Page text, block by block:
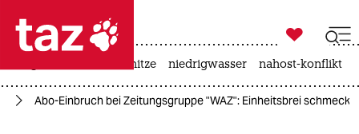
 taz zahl ich
taz zahl ich

taz zahl ich
hitze niedrigwasser nahost-konflikt
Abo-Einbruch bei Zeitungsgruppe "WAZ": Einheitsbrei schmeckt